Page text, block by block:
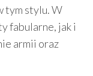
tym stylu. W
fabularne, jak i
armii oraz